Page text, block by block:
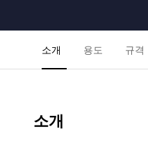
소개 용도 규격
소개